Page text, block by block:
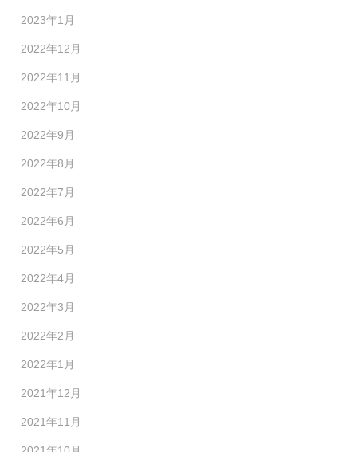
2023年1月
2022年12月
2022年11月
2022年10月
2022年9月
2022年8月
2022年7月
2022年6月
2022年5月
2022年4月
2022年3月
2022年2月
2022年1月
2021年12月
2021年11月